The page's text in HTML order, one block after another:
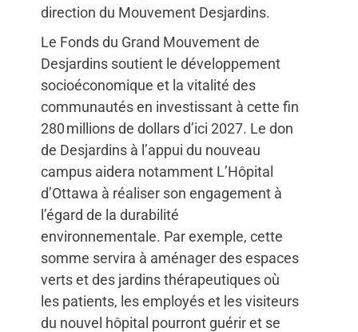
direction du Mouvement Desjardins.
Le Fonds du Grand Mouvement de
Desjardins soutient le développement
socioéconomique et la vitalité des
communautés en investissant à cette fin
280 millions de dollars d’ici 2027. Le don
de Desjardins à l’appui du nouveau
campus aidera notamment L’Hôpital
d’Ottawa à réaliser son engagement à
l’égard de la durabilité
environnementale. Par exemple, cette
somme servira à aménager des espaces
verts et des jardins thérapeutiques où
les patients, les employés et les visiteurs
du nouvel hôpital pourront guérir et se